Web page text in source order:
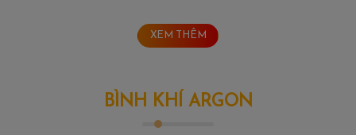
XEM THÊM
BÌNH KHÍ ARGON